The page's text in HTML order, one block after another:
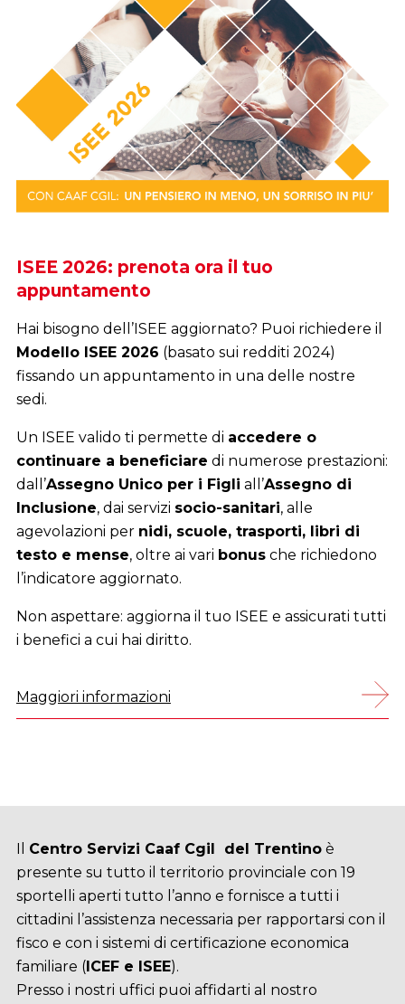
Detrazioni, rimborsi e meno pensieri:
prenota il tuo 730/2026
Affidati ai professionisti delCaaf CGILper
compilare ilModello 730in modo sicuro e senza
errori.
Ti aiutiamo a verificare tutte le spese detraibili e a
Presentare il 730 in anticipo significaricevere
prima i rimborsi dovutie può essere conveniente
anche per chi non ha l’obbligo di dichiarazione, per
recuperare detrazioni e deduzioni.
Prenotare è semplice: scegli la sede più vicina e
online o tramite l’App DigitaCGIL .
Centro Servizi Caaf Cgil del Trentinoè
presente su tutto il territorio provinciale con 19
sportelli aperti tutto l’anno e fornisce a tutti i
cittadini l’assistenza necessaria per rapportarsi con il
fisco e con i sistemi di certificazione economica
familiare (ICEF e ISEE).
Presso i nostri uffici puoi affidarti al nostro